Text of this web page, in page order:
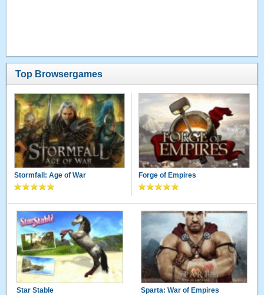
Top Browsergames
Stormfall: Age of War Forge of Empires
Star Stable Sparta: War of Empires